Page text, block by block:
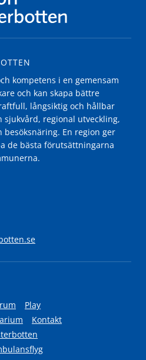
kompetens i en gemensam
och kan skapa bättre
långsiktig och hållbar
sjukvård, regional utveckling,
En region ger
de bästa förutsättningarna
Play
Kontakt